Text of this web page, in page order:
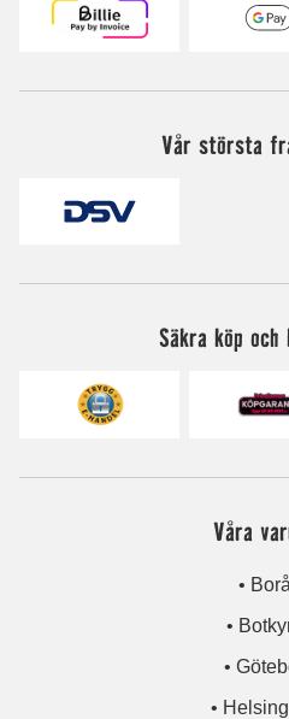
Vår största
Säkra köp
Våra
•
•
•
•